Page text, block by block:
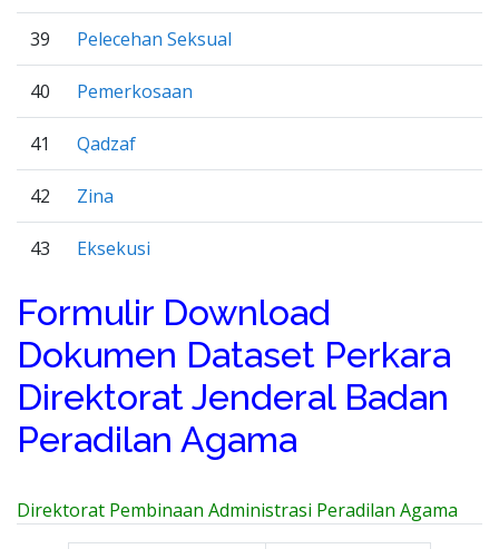
39 Pelecehan Seksual
40 Pemerkosaan
41 Qadzaf
42 Zina
43 Eksekusi
Formulir Download
Dokumen Dataset Perkara
Direktorat Jenderal Badan
Peradilan Agama
Direktorat Pembinaan Administrasi Peradilan Agama